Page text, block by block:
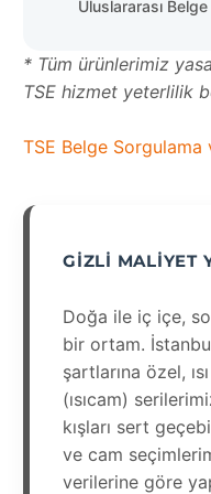
Uluslararası Belge
* Tüm ürünlerimiz
TSE hizmet yeterlilik
TSE Belge
GIZLI MALIYET
Doğa ile iç içe,
bir ortam.
şartlarına özel,
(ısıcam)
kışları sert
ve cam
verilerine göre